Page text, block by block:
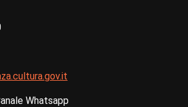
Whatsapp